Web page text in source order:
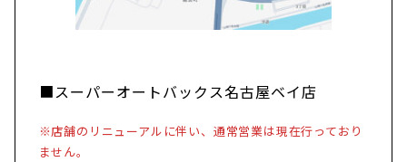
■スーパーオートバックス名古屋ベイ店
※店舗のリニューアルに伴い、通常営業は現在行っており
ません。